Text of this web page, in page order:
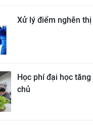
Xử lý điểm nghẽn
Học phí đại học
chủ